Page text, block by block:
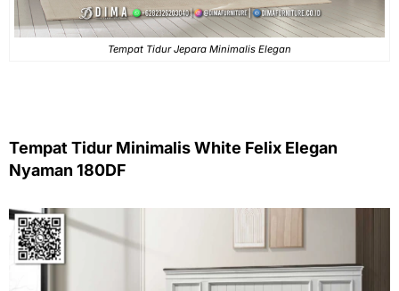
Tempat Tidur Jepara Minimalis Elegan
Tempat Tidur Minimalis White Felix Elegan
Nyaman 180DF